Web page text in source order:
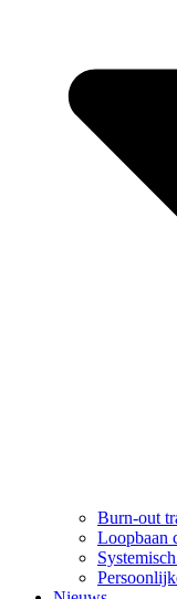
Burn-out
Loopbaan